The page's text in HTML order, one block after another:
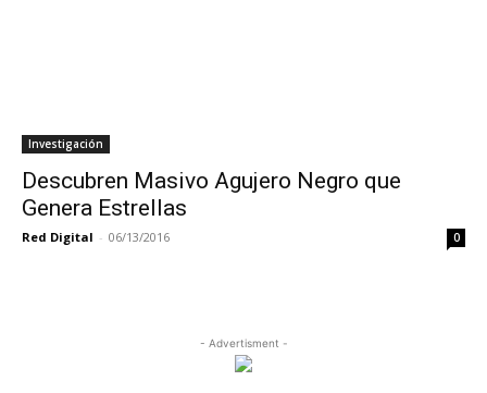
Investigación
Descubren Masivo Agujero Negro que
Genera Estrellas
Red Digital - 06/13/2016 0
- Advertisment -